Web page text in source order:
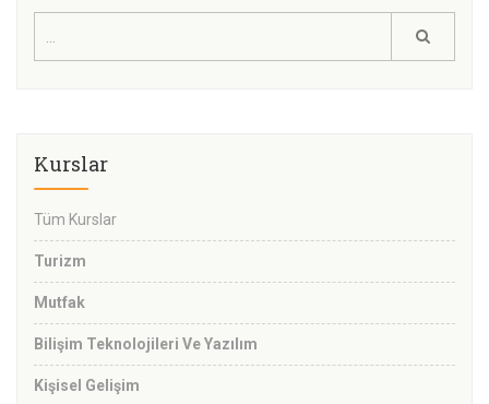
Kurslar
Tüm Kurslar
Turizm
Mutfak
Bilişim Teknolojileri Ve Yazılım
Kişisel Gelişim